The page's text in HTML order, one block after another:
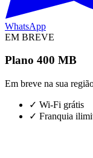
WhatsApp
EM BREVE
Plano 400 MB
Em breve na sua
✓ Wi-Fi grátis
✓ Franquia